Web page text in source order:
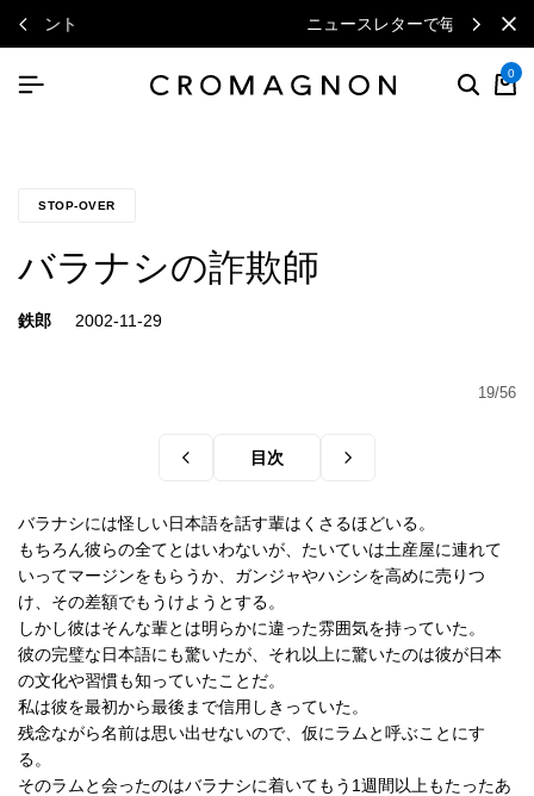
ニュースレターで毎月500円クーポン
0
STOP-OVER
バラナシの詐欺師
鉄郎
19/56
目次
バラナシには怪しい日本語を話す輩はくさるほどいる。
もちろん彼らの全てとはいわないが、たいていは土産屋に連れて
いってマージンをもらうか、ガンジャやハシシを高めに売りつ
け、その差額でもうけようとする。
しかし彼はそんな輩とは明らかに違った雰囲気を持っていた。
彼の完璧な日本語にも驚いたが、それ以上に驚いたのは彼が日本
の文化や習慣も知っていたことだ。
私は彼を最初から最後まで信用しきっていた。
残念ながら名前は思い出せないので、仮にラムと呼ぶことにす
る。
そのラムと会ったのはバラナシに着いてもう1週間以上もたったあ